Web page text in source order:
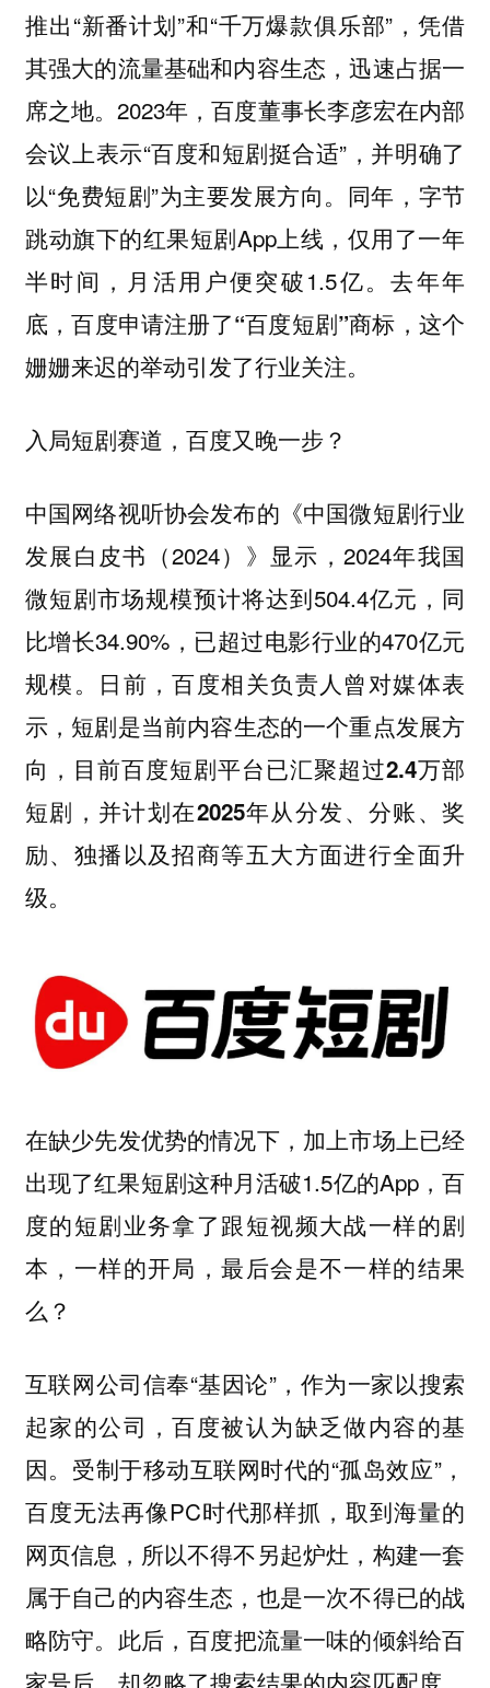
推出“新番计划”和“千万爆款俱乐部”，凭借
其强大的流量基础和内容生态，迅速占据一
席之地。2023年，百度董事长李彦宏在内部
会议上表示“百度和短剧挺合适”，并明确了
以“免费短剧”为主要发展方向。同年，字节
跳动旗下的红果短剧App上线，仅用了一年
半时间，月活用户便突破1.5亿。去年年
底，百度申请注册了“百度短剧”商标，这个
姗姗来迟的举动引发了行业关注。
入局短剧赛道，百度又晚一步？
中国网络视听协会发布的《中国微短剧行业
发展白皮书（2024）》显示，2024年我国
微短剧市场规模预计将达到504.4亿元，同
比增长34.90%，已超过电影行业的470亿元
规模。日前，百度相关负责人曾对媒体表
示， 短剧是当前内容生态的一个重点发展方
向，目前百度短剧平台已汇聚超过2.4万部
短剧，并计划在2025年从分发、分账、奖
励、独播以及招商等五大方面进行全面升
级。
在缺少先发优势的情况下，加上市场上已经
出现了红果短剧这种月活破1.5亿的App，百
度的短剧业务拿了跟短视频大战一样的剧
本，一样的开局，最后会是不一样的结果
么？
互联网公司信奉“基因论”， 作为一家以搜索
起家的公司，百度被认为缺乏做内容的基
因。 受制于移动互联网时代的“孤岛效应”，
百度无法再像PC时代那样抓，取到海量的
网页信息，所以不得不另起炉灶，构建一套
属于自己的内容生态，也是一次不得已的战
略防守。此后，百度把流量一味的倾斜给百
家号后，却忽略了搜索结果的内容匹配度，